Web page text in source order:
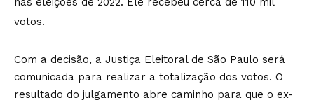
votos.
Com a decisão, a Justiça Eleitoral de São Paulo será
comunicada para realizar a totalização dos votos. O
resultado do julgamento abre caminho para que o ex-